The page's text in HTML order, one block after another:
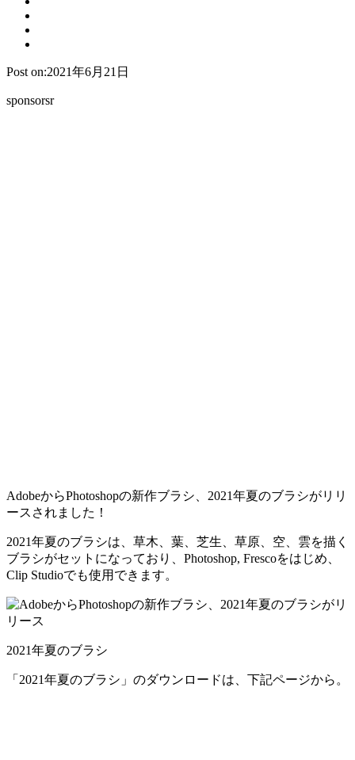
Post on:2021年6月21日
sponsorsr
AdobeからPhotoshopの新作ブラシ、2021年夏のブラシがリリ
ースされました！
2021年夏のブラシは、草木、葉、芝生、草原、空、雲を描く
ブラシがセットになっており、Photoshop, Frescoをはじめ、
Clip Studioでも使用できます。
2021年夏のブラシ
「2021年夏のブラシ」のダウンロードは、下記ページから。